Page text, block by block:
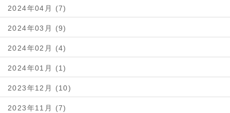
2024年04月 (7)
2024年03月 (9)
2024年02月 (4)
2024年01月 (1)
2023年12月 (10)
2023年11月 (7)